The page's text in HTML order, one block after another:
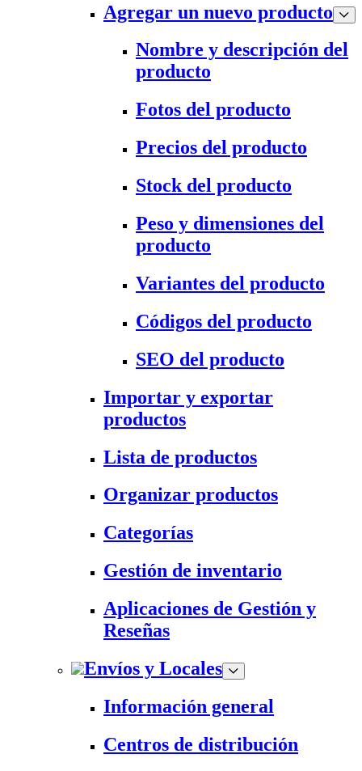
Agregar un nuevo producto
Nombre y descripción del
producto
Fotos del producto
Precios del producto
Stock del producto
Peso y dimensiones del
producto
Variantes del producto
Códigos del producto
SEO del producto
Importar y exportar
productos
Lista de productos
Organizar productos
Categorías
Gestión de inventario
Aplicaciones de Gestión y
Reseñas
Envíos y Locales
Información general
Centros de distribución